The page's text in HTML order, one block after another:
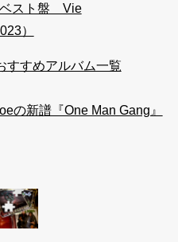
ベスト盤 Vie
）
すすめアルバム一覧
の新譜『One Man Gang』